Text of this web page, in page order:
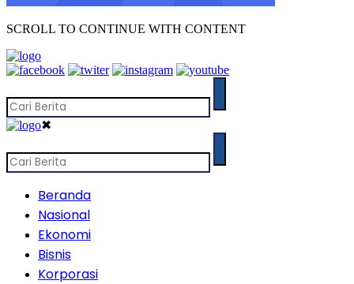
SCROLL TO CONTINUE WITH CONTENT
✖
Beranda
Nasional
Ekonomi
Bisnis
Korporasi